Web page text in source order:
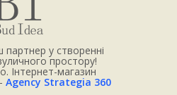
у створенні
простору!
Інтернет-магазин
Agency Strategia 360